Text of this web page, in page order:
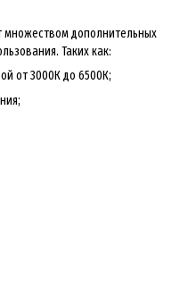
множеством дополнительных
Таких как:
от 3000К до 6500К;